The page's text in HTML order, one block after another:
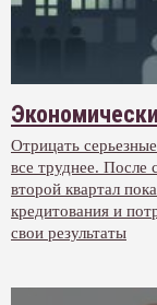
Отрицать
все труднее.
второй квартал
кредитования и
свои результаты